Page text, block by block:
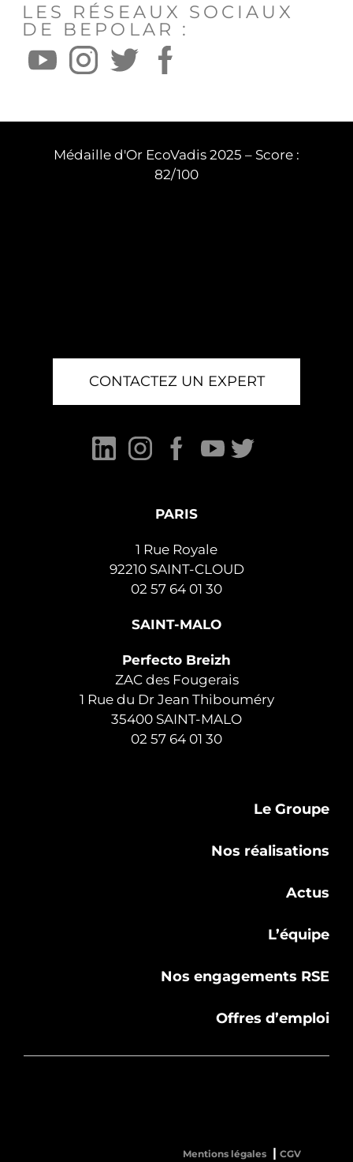
LES RÉSEAUX SOCIAUX
DE BEPOLAR :
Médaille d'Or EcoVadis 2025 – Score :
82/100
CONTACTEZ UN EXPERT
PARIS
1 Rue Royale
92210 SAINT-CLOUD
02 57 64 01 30
SAINT-MALO
Perfecto Breizh
ZAC des Fougerais
1 Rue du Dr Jean Thibouméry
35400 SAINT-MALO
02 57 64 01 30
Le Groupe
Nos réalisations
Actus
L’équipe
Nos engagements RSE
Offres d’emploi
Mentions légales CGV